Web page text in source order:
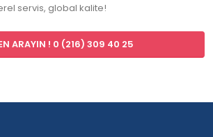
servis, global kalite!
ARAYIN ! 0 (216) 309 40 25